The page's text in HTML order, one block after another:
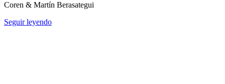
Coren & Martín Berasategui
Seguir leyendo